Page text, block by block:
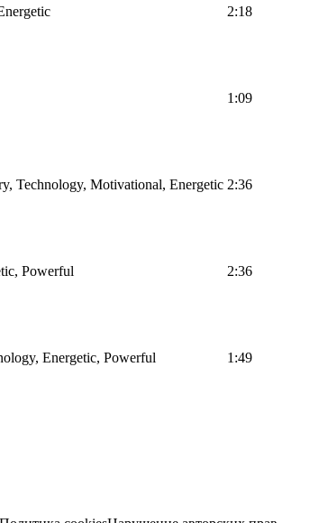
2:18
1:09
Technology, Motivational, Energetic 2:36
Powerful 2:36
Energetic, Powerful 1:49